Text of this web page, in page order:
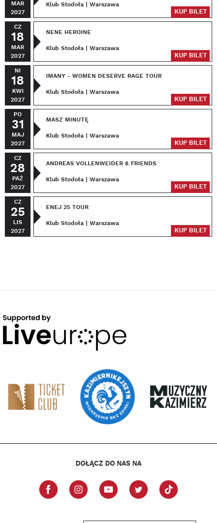
MAR
2027
Klub Stodoła | Warszawa
KUP BILET
CZ
18
MAR
2027
NENE HEROINE
Klub Stodoła | Warszawa
KUP BILET
NI
18
KWI
2027
IMANY - WOMEN DESERVE RAGE TOUR
Klub Stodoła | Warszawa
KUP BILET
PO
31
MAJ
2027
MASZ MINUTĘ
Klub Stodoła | Warszawa
KUP BILET
CZ
28
PAŹ
2027
ANDREAS VOLLENWEIDER & FRIENDS
Klub Stodoła | Warszawa
KUP BILET
CZ
25
LIS
2027
ENEJ 25 TOUR
Klub Stodoła | Warszawa
KUP BILET
DOŁĄCZ DO NAS NA